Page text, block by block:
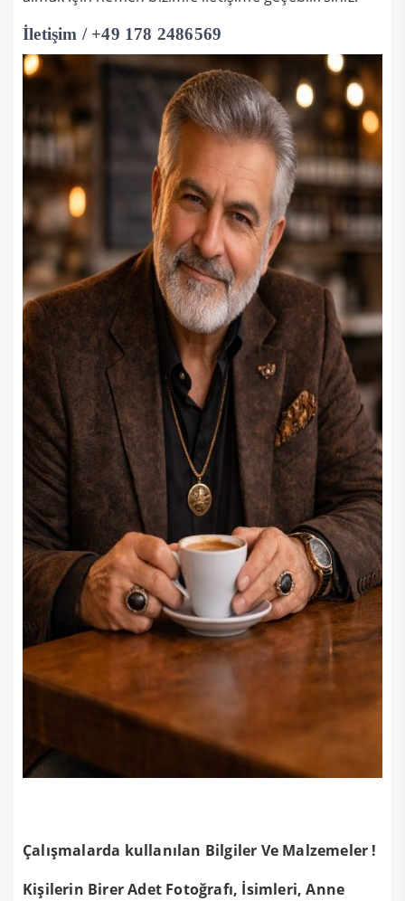
İletişim / +49 178 2486569
Çalışmalarda kullanılan Bilgiler Ve Malzemeler !
Kişilerin Birer Adet Fotoğrafı, İsimleri, Anne